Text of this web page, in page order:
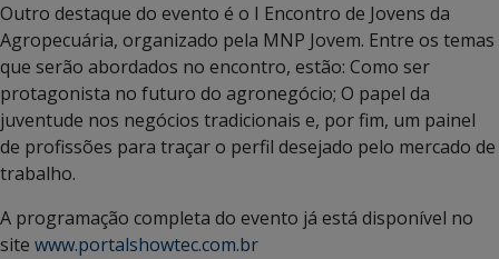
Outro destaque do evento é o I Encontro de Jovens da
Agropecuária, organizado pela MNP Jovem. Entre os temas
que serão abordados no encontro, estão: Como ser
protagonista no futuro do agronegócio; O papel da
juventude nos negócios tradicionais e, por fim, um painel
de profissões para traçar o perfil desejado pelo mercado de
trabalho.
A programação completa do evento já está disponível no
site www.portalshowtec.com.br